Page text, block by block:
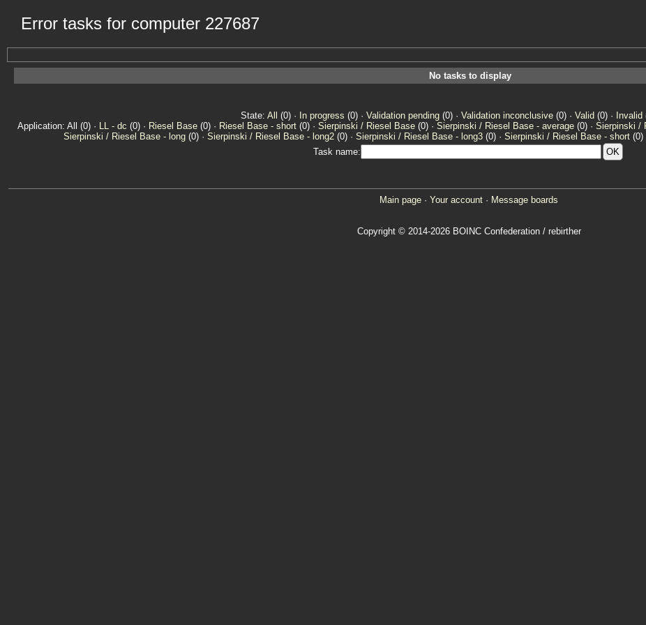
Error tasks for computer 227687
No tasks to display
State: All (0) · In progress (0) · Validation pending (0) · Validation inconclusive (0) · Valid (0) · Invalid
Application: All (0) · LL - dc (0) · Riesel Base(0) · Riesel Base - short(0) · Sierpinski / Riesel Base(0) · Sierpinski / Riesel Base - average(0) · Sierpinski /
Sierpinski / Riesel Base - long(0) · Sierpinski / Riesel Base - long2(0) · Sierpinski / Riesel Base - long3(0) · Sierpinski / Riesel Base - short(0)
Task name:
Main page · Your account · Message boards
Copyright © 2014-2026 BOINC Confederation / rebirther